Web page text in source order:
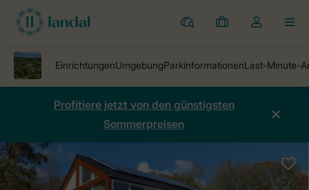
Ferienparks
Meine
Dropdown-
öffnen
Profitiere jetzt von den günstigsten
Sommerpreisen